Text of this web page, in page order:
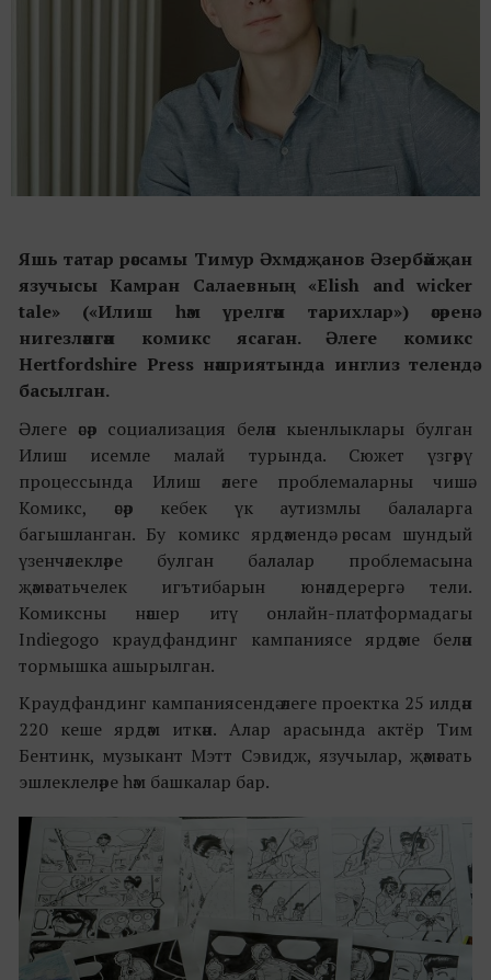
Яшьтатар рәссамы Тимур Әхмәдҗанов Әзербәйҗан
язучысы Камран Салаевның «Elish and wicker
tale» («Илиш һәм үрелгән тарихлар») әсәренә
нигезләнгән комикс ясаган. Әлеге комикс
Hertfordshire Press нәшриятында инглиз телендә
басылган.
Әлеге әсәр социализация белән кыенлыклары булган
Илиш исемле малай турында. Сюжет үзгәрү
процессында Илиш әлеге проблемаларны чишә.
Комикс, әсәр кебек үк аутизмлы балаларга
багышланган. Бу комикс ярдәмендә рәссам шундый
үзенчәлекләре булган балалар проблемасына
җәмәгатьчелек игътибарын юнәлдерергә тели.
Комиксны нәшер итү онлайн-платформадагы
Indiegogo краудфандинг кампаниясе ярдәме белән
тормышка ашырылган.
Краудфандинг кампаниясендә әлеге проектка 25 илдән
220 кеше ярдәм иткән. Алар арасында актёр Тим
Бентинк, музыкант Мэтт Сэвидж, язучылар, җәмәгать
эшлеклеләре һәм башкалар бар.